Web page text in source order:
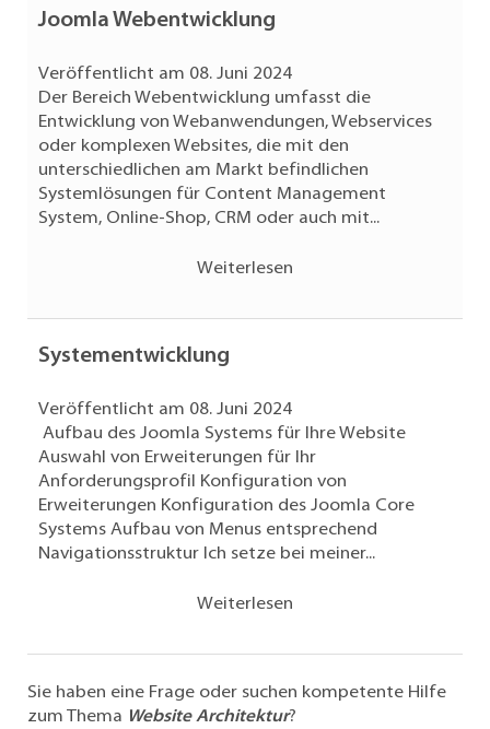
Joomla Webentwicklung
Veröffentlicht am 08. Juni 2024
Der Bereich Webentwicklung umfasst die
Entwicklung von Webanwendungen, Webservices
oder komplexen Websites, die mit den
unterschiedlichen am Markt befindlichen
Systemlösungen für Content Management
System, Online-Shop, CRM oder auch mit...
Weiterlesen
Systementwicklung
Veröffentlicht am 08. Juni 2024
Aufbau des Joomla Systems für Ihre Website
Auswahl von Erweiterungen für Ihr
Anforderungsprofil Konfiguration von
Erweiterungen Konfiguration des Joomla Core
Systems Aufbau von Menus entsprechend
Navigationsstruktur Ich setze bei meiner...
Weiterlesen
Sie haben eine Frage oder suchen kompetente Hilfe
zum Thema
Website Architektur?